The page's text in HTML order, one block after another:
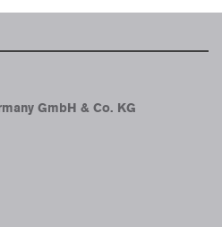
GmbH & Co. KG